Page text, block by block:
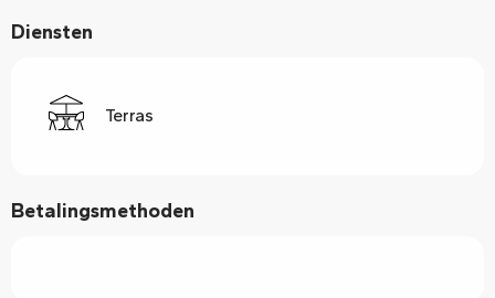
Diensten
Terras
Betalingsmethoden